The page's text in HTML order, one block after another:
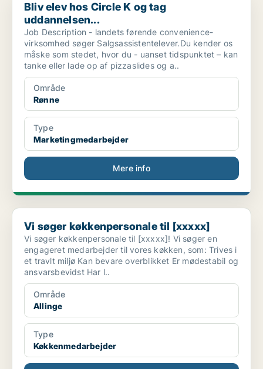
Bliv elev hos Circle K og tag
uddannelsen...
Job Description - landets førende convenience-
virksomhed søger Salgsassistentelever.Du kender os
måske som stedet, hvor du - uanset tidspunktet – kan
tanke eller lade op af pizzaslides og a..
Område
Rønne
Type
Marketingmedarbejder
Mere info
Vi søger køkkenpersonale til [xxxxx]
Vi søger køkkenpersonale til [xxxxx]
Vi søger køkkenpersonale til [xxxxx]! Vi søger en
engageret medarbejder til vores køkken, som: Trives i
et travlt miljø Kan bevare overblikket Er mødestabil og
ansvarsbevidst Har l..
Område
Allinge
Type
Køkkenmedarbejder